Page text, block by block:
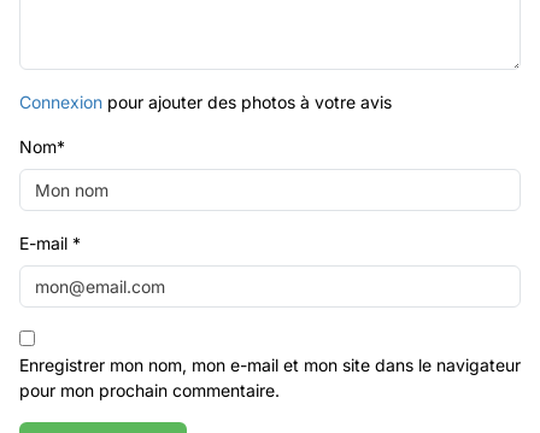
Connexion pour ajouter des photos à votre avis
Nom*
E-mail *
Enregistrer mon nom, mon e-mail et mon site dans le navigateur
pour mon prochain commentaire.